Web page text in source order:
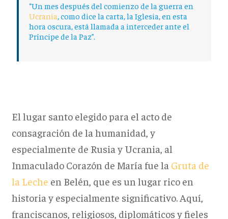
“Un mes después del comienzo de la guerra en
Ucrania, como dice la carta, la Iglesia, en esta
hora oscura, está llamada a interceder ante el
Príncipe de la Paz”.
El lugar santo elegido para el acto de
consagración de la humanidad, y
especialmente de Rusia y Ucrania, al
Inmaculado Corazón de María fue la Gruta de
la Leche en Belén, que es un lugar rico en
historia y especialmente significativo. Aquí,
franciscanos, religiosos, diplomáticos y fieles